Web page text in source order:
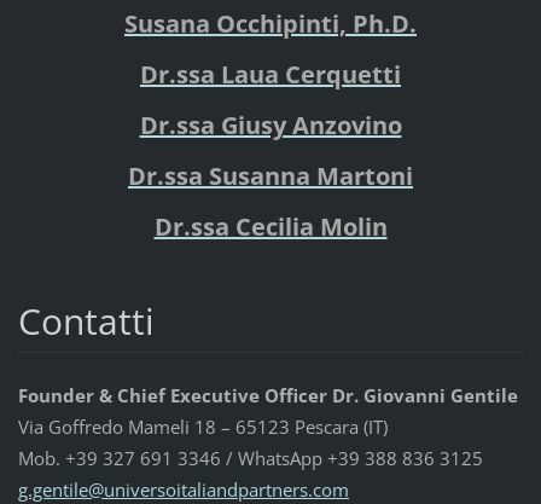
Susana Occhipinti, Ph.D.
Dr.ssa Laua Cerquetti
Dr.ssa Giusy Anzovino
Dr.ssa Susanna Martoni
Dr.ssa Cecilia Molin
Contatti
Founder & Chief Executive Officer Dr. Giovanni Gentile
Via Goffredo Mameli 18 – 65123 Pescara (IT)
Mob. +39 327 691 3346 / WhatsApp +39 388 836 3125
g.gentile@universoitaliandpartners.com